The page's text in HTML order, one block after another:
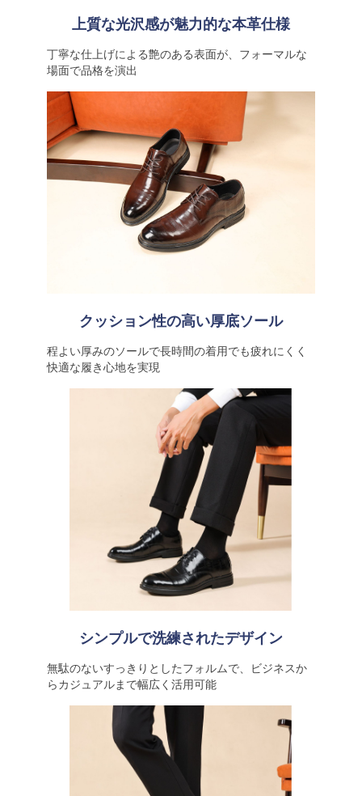
上質な光沢感が魅力的な本革仕様
丁寧な仕上げによる艶のある表面が、フォーマルな
場面で品格を演出
クッション性の高い厚底ソール
程よい厚みのソールで長時間の着用でも疲れにくく
快適な履き心地を実現
シンプルで洗練されたデザイン
無駄のないすっきりとしたフォルムで、ビジネスか
らカジュアルまで幅広く活用可能